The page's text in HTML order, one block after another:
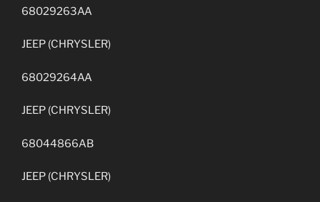
68029263AA
JEEP (CHRYSLER)
68029264AA
JEEP (CHRYSLER)
68044866AB
JEEP (CHRYSLER)